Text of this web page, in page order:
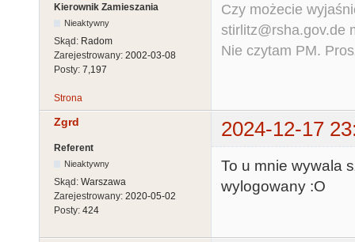
Kierownik Zamieszania
Nieaktywny
Skąd: Radom
Zarejestrowany: 2002-03-08
Posty: 7,197
Czy możecie
stirlitz@rsha.gov.de
Nie czytam PM.
Strona
Zgrd 2024-12-17
Referent
Nieaktywny
Skąd: Warszawa
Zarejestrowany: 2020-05-02
Posty: 424
To u mnie wywala
wylogowany :O